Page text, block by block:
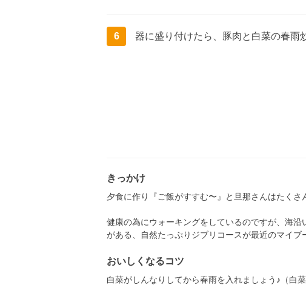
6 器に盛り付けたら、豚肉と白菜の春雨
きっかけ
夕食に作り『ご飯がすすむ〜』と旦那さんはたく
健康の為にウォーキングをしているのですが、海
がある、自然たっぷりジブリコースが最近のマイブ
おいしくなるコツ
白菜がしんなりしてから春雨を入れましょう♪（白